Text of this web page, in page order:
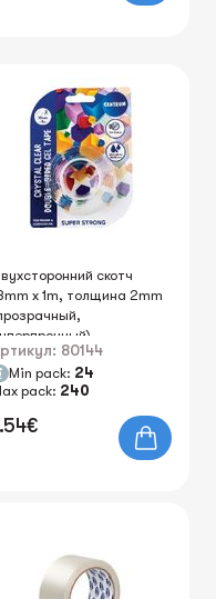
скотч
x 1m, толщина 2mm
80144
Min pack: 24
pack: 240